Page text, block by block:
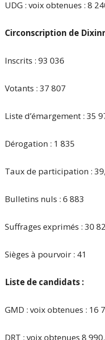
UDG : voix obtenues : 8
Circonscription de
Inscrits : 93 036
Votants : 37 807
Liste d’émargement : 35
Dérogation : 1 835
Taux de participation :
Bulletins nuls : 6 883
Suffrages exprimés : 30
Sièges à pourvoir : 41
Liste de candidats :
GMD : voix obtenues : 16
DRT : voix obtenues 8